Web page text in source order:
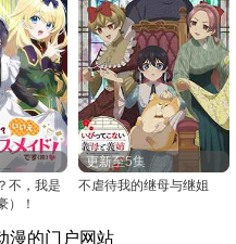
不，我是
）！
更新至5集
不虐待我的继母与继姐
漫的门户网站